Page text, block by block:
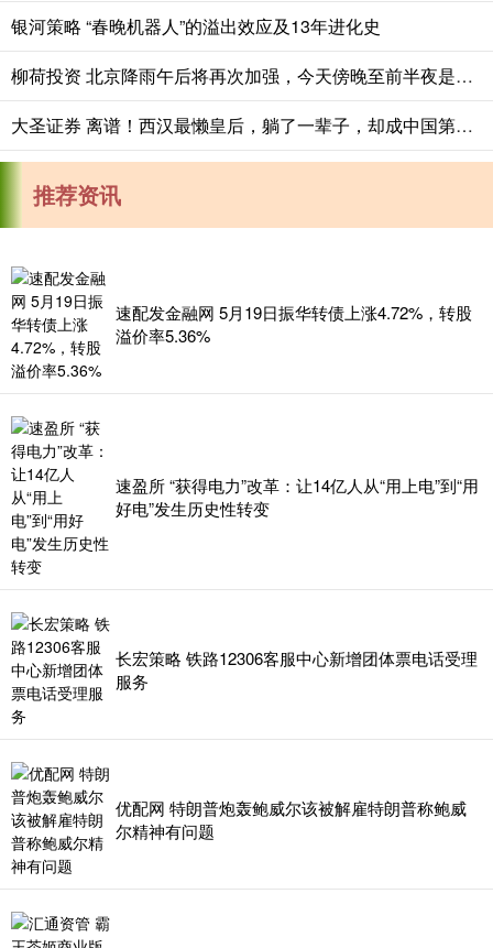
银河策略 “春晚机器人”的溢出效应及13年进化史
柳荷投资 北京降雨午后将再次加强，今天傍晚至前半夜是降雨最大时段
大圣证券 离谱！西汉最懒皇后，躺了一辈子，却成中国第一位太皇太后
推荐资讯
速配发金融网 5月19日振华转债上涨4.72%，转股
溢价率5.36%
速盈所 “获得电力”改革：让14亿人从“用上电”到“用
好电”发生历史性转变
长宏策略 铁路12306客服中心新增团体票电话受理
服务
优配网 特朗普炮轰鲍威尔该被解雇特朗普称鲍威
尔精神有问题